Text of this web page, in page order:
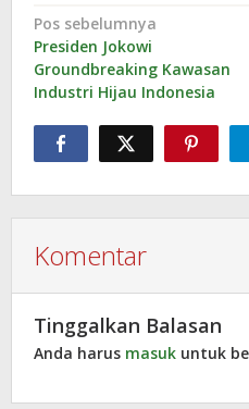
Navigasi
pos
Pos sebelumnya
Presiden Jokowi
Groundbreaking Kawasan
Industri Hijau Indonesia
Komentar
Tinggalkan Balasan
Anda harus masuk untuk